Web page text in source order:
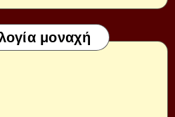
μοναχή